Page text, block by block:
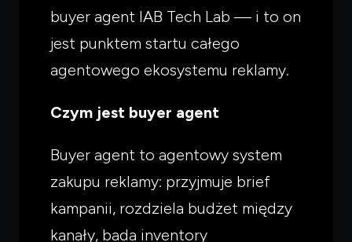
buyer agent IAB Tech Lab — i to on
jest punktem startu całego
agentowego ekosystemu reklamy.
Czym jest buyer agent
Buyer agent to agentowy system
zakupu reklamy: przyjmuje brief
kampanii, rozdziela budżet między
kanały, bada inventory